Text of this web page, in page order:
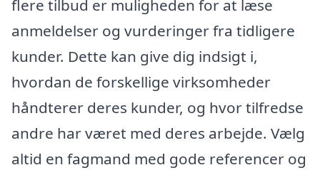
flere tilbud er muligheden for at læse
anmeldelser og vurderinger fra tidligere
kunder. Dette kan give dig indsigt i,
hvordan de forskellige virksomheder
håndterer deres kunder, og hvor tilfredse
andre har været med deres arbejde. Vælg
altid en fagmand med gode referencer og